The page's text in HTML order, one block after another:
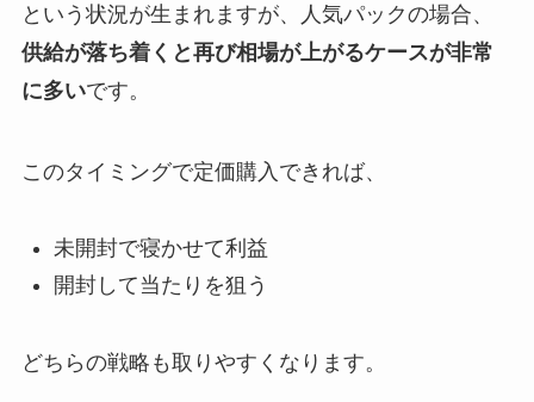
という状況が生まれますが、人気パックの場合、
供給が落ち着くと再び相場が上がるケースが非常
に多いです。
このタイミングで定価購入できれば、
未開封で寝かせて利益
開封して当たりを狙う
どちらの戦略も取りやすくなります。